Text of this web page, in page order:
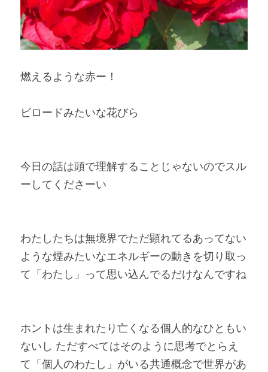
燃えるような赤ー！
ビロードみたいな花びら
今日の話は頭で理解することじゃないのでスル
ーしてくださーい
わたしたちは無境界でただ顕れてるあってない
ような煙みたいなエネルギーの動きを切り取っ
て「わたし」って思い込んでるだけなんですね
ホントは生まれたり亡くなる個人的なひともい
ないし ただすべてはそのように思考でとらえ
て「個人のわたし」がいる共通概念で世界があ